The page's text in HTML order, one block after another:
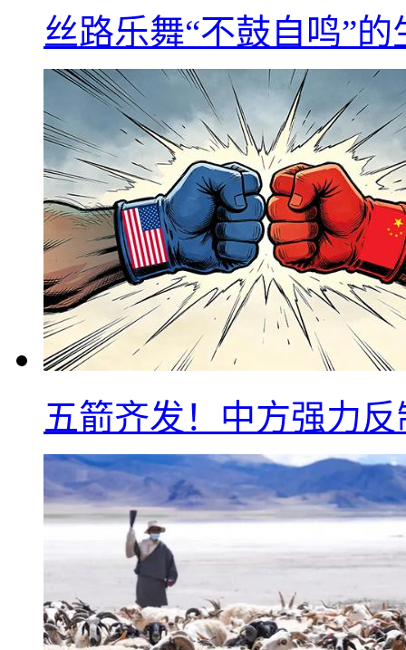
丝路乐舞“不鼓自鸣”
五箭齐发！中方强力